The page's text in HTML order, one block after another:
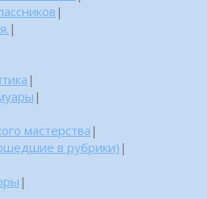
|
|
|
|
мастерства |
в рубрики) |
|